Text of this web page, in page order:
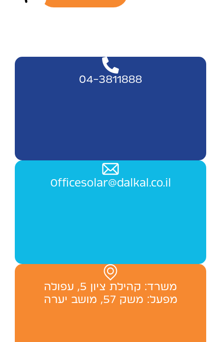
04-3811888
Officesolar@dalkal.co.il
משרד: ‬קהילת ציון 5, עפולה
מפעל: משק 57, מושב יערה